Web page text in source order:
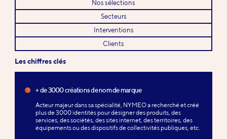
Nos sélections
Secteurs
Interventions
Clients
Les chiffres clés
+ de 3000 créations de nom de marque
Acteur majeur dans sa spécialité, NYMEO a recherché et créé
plus de 3000 identités pour désigner des produits, des
services, des sociétés, des sites internet, des territoires, des
équipements ou des dispositifs de collectivités publiques, etc.